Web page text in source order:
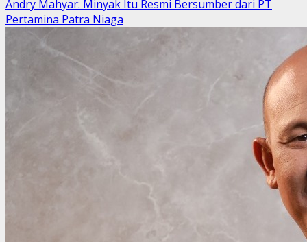
Andry Mahyar: Minyak Itu Resmi Bersumber dari PT
Pertamina Patra Niaga